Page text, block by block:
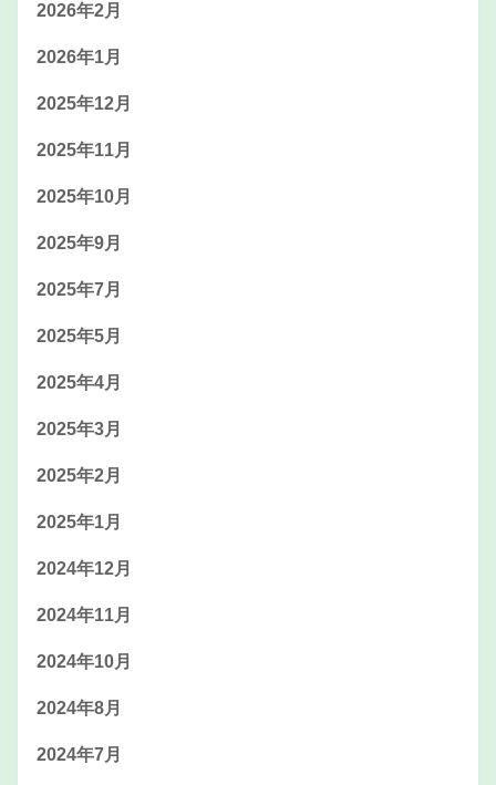
2026年2月
2026年1月
2025年12月
2025年11月
2025年10月
2025年9月
2025年7月
2025年5月
2025年4月
2025年3月
2025年2月
2025年1月
2024年12月
2024年11月
2024年10月
2024年8月
2024年7月